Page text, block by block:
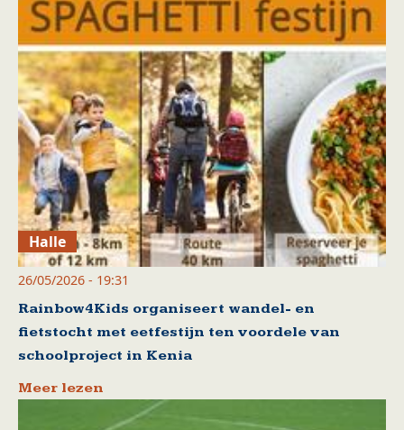
Halle
26/05/2026 - 19:31
Rainbow4Kids organiseert wandel- en
fietstocht met eetfestijn ten voordele van
schoolproject in Kenia
Meer lezen